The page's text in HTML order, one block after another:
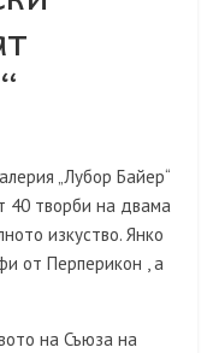
„Лубор Байер“
40 творби на двама
изкуство. Янко
от Перперикон , а
на Съюза на